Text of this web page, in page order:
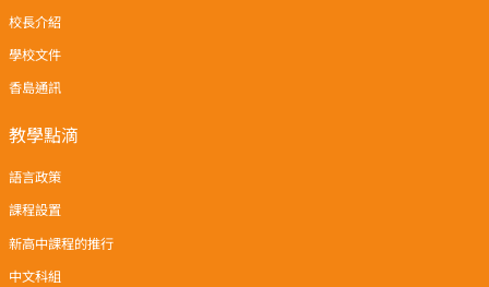
校長介紹
學校文件
香島通訊
教學點滴
語言政策
課程設置
新高中課程的推行
中文科組